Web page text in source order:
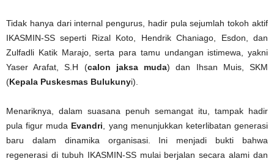
Tidak hanya dari internal pengurus, hadir pula sejumlah tokoh aktif
IKASMIN-SS seperti Rizal Koto, Hendrik Chaniago, Esdon, dan
Zulfadli Katik Marajo, serta para tamu undangan istimewa, yakni
Yaser Arafat, S.H (calon jaksa muda) dan Ihsan Muis, SKM
(Kepala Puskesmas Bulukunyi).
Menariknya, dalam suasana penuh semangat itu, tampak hadir
pula figur muda Evandri , yang menunjukkan keterlibatan generasi
baru dalam dinamika organisasi. Ini menjadi bukti bahwa
regenerasi di tubuh IKASMIN-SS mulai berjalan secara alami dan